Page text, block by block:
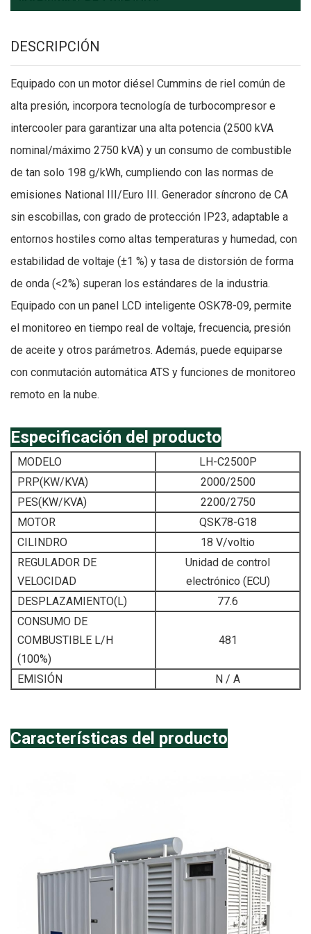
DESCRIPCIÓN
Equipado con un motor diésel Cummins de riel común de
alta presión, incorpora tecnología de turbocompresor e
intercooler para garantizar una alta potencia (2500 kVA
nominal/máximo 2750 kVA) y un consumo de combustible
de tan solo 198 g/kWh, cumpliendo con las normas de
emisiones National III/Euro III. Generador síncrono de CA
sin escobillas, con grado de protección IP23, adaptable a
entornos hostiles como altas temperaturas y humedad, con
estabilidad de voltaje (±1 %) y tasa de distorsión de forma
de onda (<2%) superan los estándares de la industria.
Equipado con un panel LCD inteligente OSK78-09, permite
el monitoreo en tiempo real de voltaje, frecuencia, presión
de aceite y otros parámetros. Además, puede equiparse
con conmutación automática ATS y funciones de monitoreo
remoto en la nube.
Especificación del producto
MODELO
LH-C2500P
PRP(KW/KVA)
2000/2500
PES(KW/KVA)
2200/2750
MOTOR
QSK78-G18
CILINDRO
18 V/voltio
REGULADOR DE
VELOCIDAD
Unidad de control
electrónico (ECU)
DESPLAZAMIENTO(L)
77.6
CONSUMO DE
COMBUSTIBLE L/H
(100%)
481
EMISIÓN N / A
Características del producto